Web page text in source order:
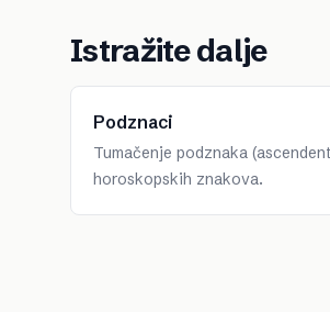
Istražite dalje
Podznaci
Tumačenje podznaka
horoskopskih znakova.